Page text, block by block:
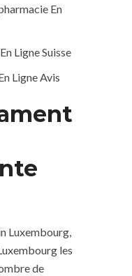
En
Ligne Suisse
Ligne Avis
Luxembourg,
les
de